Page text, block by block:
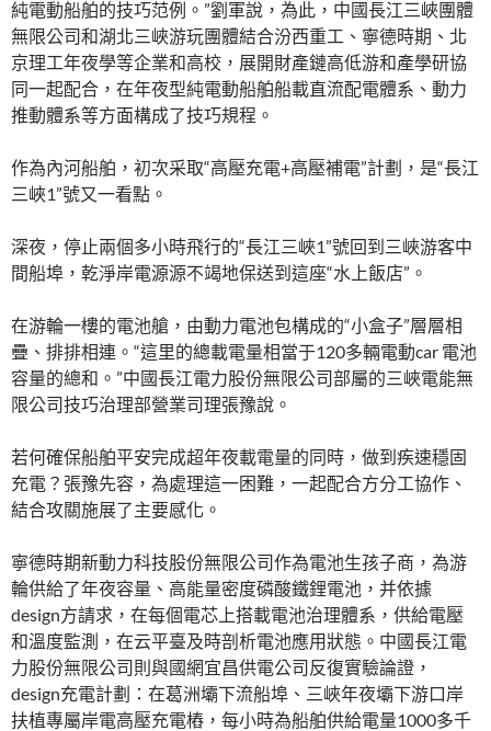
純電動船舶的技巧范例。”劉軍說，為此，中國長江三峽團體
無限公司和湖北三峽游玩團體結合汾西重工、寧德時期、北
京理工年夜學等企業和高校，展開財產鏈高低游和產學研協
同一起配合，在年夜型純電動船舶船載直流配電體系、動力
推動體系等方面構成了技巧規程。
作為內河船舶，初次采取“高壓充電+高壓補電”計劃，是“長江
三峽1”號又一看點。
深夜，停止兩個多小時飛行的“長江三峽1”號回到三峽游客中
間船埠，乾淨岸電源源不竭地保送到這座“水上飯店”。
在游輪一樓的電池艙，由動力電池包構成的“小盒子”層層相
疊、排排相連。“這里的總載電量相當于120多輛電動car 電池
容量的總和。”中國長江電力股份無限公司部屬的三峽電能無
限公司技巧治理部營業司理張豫說。
若何確保船舶平安完成超年夜載電量的同時，做到疾速穩固
充電？張豫先容，為處理這一困難，一起配合方分工協作、
結合攻關施展了主要感化。
寧德時期新動力科技股份無限公司作為電池生孩子商，為游
輪供給了年夜容量、高能量密度磷酸鐵鋰電池，并依據
design方請求，在每個電芯上搭載電池治理體系，供給電壓
和溫度監測，在云平臺及時剖析電池應用狀態。中國長江電
力股份無限公司則與國網宜昌供電公司反復實驗論證，
design充電計劃：在葛洲壩下流船埠、三峽年夜壩下游口岸
扶植專屬岸電高壓充電樁，每小時為船舶供給電量1000多千